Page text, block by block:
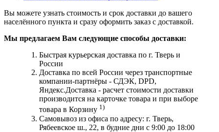
Вы можете узнать стоимость и срок доставки до вашего
населённого пункта и сразу оформить заказ с доставкой.
Мы предлагаем Вам следующие способы доставки:
Быстрая курьерская доставка по г. Тверь и
России
Доставка по всей России через транспортные
компании-партнёры - СДЭК, DPD,
Яндекс.Доставка - расчет стоимости доставки
производится на карточке товара и при выборе
товара в Корзину 1)
Самовывоз из офиса по адресу: г. Тверь,
Рябеевское ш., 22, в будние дни с 9:00 до 18:00